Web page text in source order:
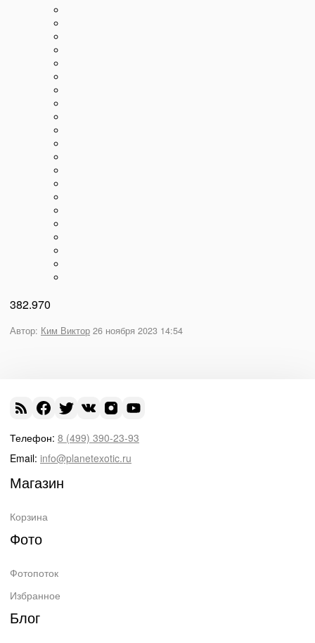
382.970
Автор: Ким Виктор 26 ноября 2023 14:54
Телефон: 8 (499) 390-23-93
Email: info@planetexotic.ru
Магазин
Корзина
Фото
Фотопоток
Избранное
Блог